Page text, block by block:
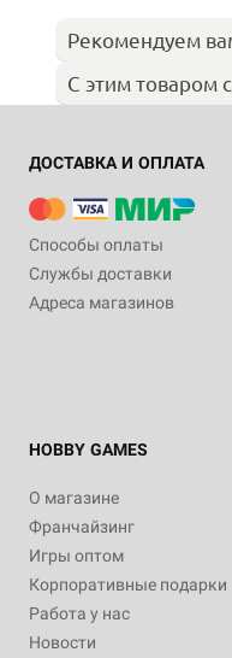
Рекомендуем
С этим товаром
ДОСТАВКА И ОПЛАТА
Способы оплаты
Службы доставки
Адреса магазинов
HOBBY GAMES
О магазине
Франчайзинг
Игры оптом
Корпоративные подарки
Работа у нас
Новости